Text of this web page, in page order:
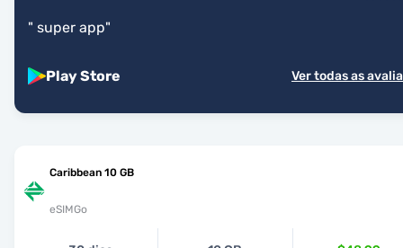
" super app"
Play Store Ver todas as
Caribbean 10 GB
eSIMGo